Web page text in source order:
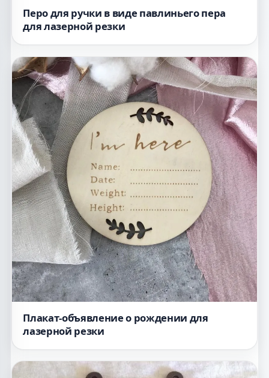
Перо для ручки в виде павлиньего пера
для лазерной резки
Плакат-объявление о рождении для
лазерной резки